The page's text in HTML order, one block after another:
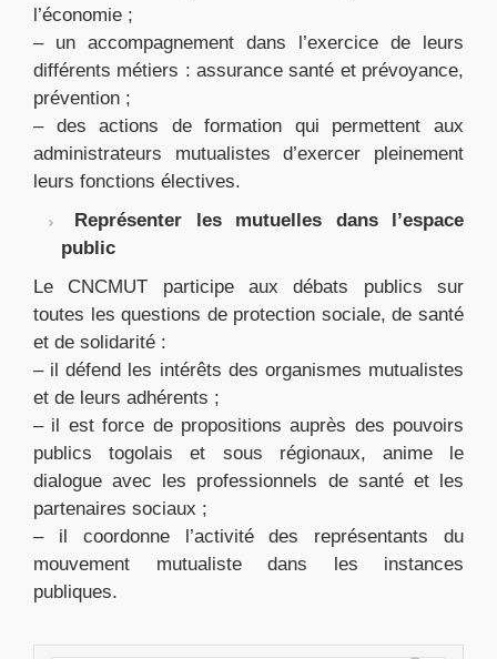
l’économie ;
– un accompagnement dans l’exercice de leurs
différents métiers : assurance santé et prévoyance,
prévention ;
– des actions de formation qui permettent aux
administrateurs mutualistes d’exercer pleinement
leurs fonctions électives.
Représenter les mutuelles dans l’espace
public
Le CNCMUT participe aux débats publics sur
toutes les questions de protection sociale, de santé
et de solidarité :
– il défend les intérêts des organismes mutualistes
et de leurs adhérents ;
– il est force de propositions auprès des pouvoirs
publics togolais et sous régionaux, anime le
dialogue avec les professionnels de santé et les
partenaires sociaux ;
– il coordonne l’activité des représentants du
mouvement mutualiste dans les instances
publiques.